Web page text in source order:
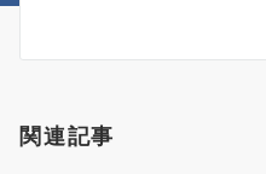
シ
ン
関連記事